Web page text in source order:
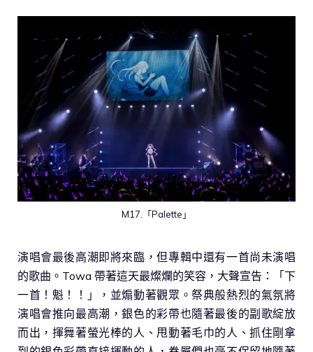
M17.「Palette」
演唱會最後高潮即將來臨，但專輯中還有一首尚未演唱
的歌曲。Towa 帶著這天最燦爛的笑容，大聲宣告：「下
一首！魁！！」，並煽動著觀眾。祭典般熱烈的氣氛將
演唱會推向最高潮，銀色的彩帶也隨著最後的副歌綻放
而出，揮舞著螢光棒的人、甩動著毛巾的人、抓住剛拿